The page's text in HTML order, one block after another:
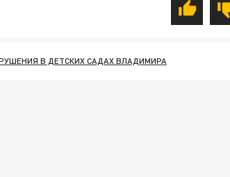
В ДЕТСКИХ САДАХ ВЛАДИМИРА